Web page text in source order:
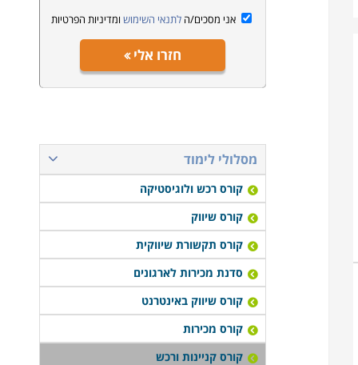
אני מסכים/הלתנאי השימוש ומדיניות הפרטיות
חזרו אלי
מסלולי לימוד
קורס רכש ולוגיסטיקה
קורס שיווק
קורס תקשורת שיווקית
סדנת מכירות לארגונים
קורס שיווק באינטרנט
קורס מכירות
קורס קניינות ורכש